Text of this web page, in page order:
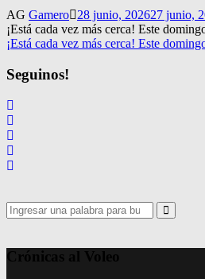
AG Gamero 28 junio, 202627 junio,
¡Está cada vez más cerca! Este
¡Está cada vez más cerca! Este
Seguinos!
Search
for:
Search
Crónicas al Voleo